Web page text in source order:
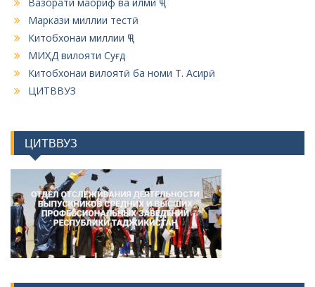
Вазорати маориф ва илми ҶТ
Маркази миллии тестӣ
Китобхонаи миллии ҶТ
МИҲД вилояти Суғд
Китобхонаи вилоятӣ ба номи Т. Асирӣ
ЦИТВВУЗ
ЦИТВВУЗ